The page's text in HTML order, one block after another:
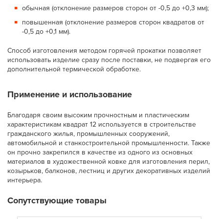
обычная (отклонение размеров сторон от -0,5 до +0,3 мм);
повышенная (отклонение размеров сторон квадратов от
-0,5 до +0,1 мм).
Способ изготовления методом горячей прокатки позволяет
использовать изделие сразу после поставки, не подвергая его
дополнительной термической обработке.
Применение и использование
Благодаря своим высоким прочностным и пластическим
характеристикам квадрат 12 используется в строительстве
гражданского жилья, промышленных сооружений,
автомобильной и станкостроительной промышленности. Также
он прочно закрепился в качестве из одного из основных
материалов в художественной ковке для изготовления перил,
козырьков, балконов, лестниц и других декоративных изделий
интерьера.
Сопутствующие товары